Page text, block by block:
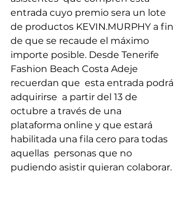
entrada cuyo premio sera un lote
de productos KEVIN.MURPHY a fin
de que se recaude el máximo
importe posible. Desde Tenerife
Fashion Beach Costa Adeje
recuerdan que  esta entrada podrá
adquirirse  a partir del 13 de
octubre a través de una
plataforma online y que estará
habilitada una fila cero para todas
aquellas  personas que no
pudiendo asistir quieran colaborar.